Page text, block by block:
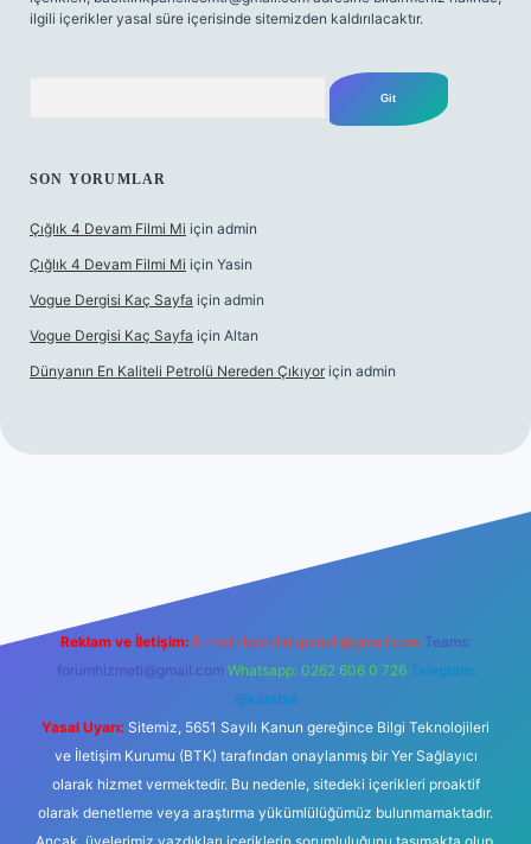
ilgili içerikler yasal süre içerisinde sitemizden kaldırılacaktır.
SON YORUMLAR
Çığlık 4 Devam Filmi Mi için admin
Çığlık 4 Devam Filmi Mi için Yasin
Vogue Dergisi Kaç Sayfa için admin
Vogue Dergisi Kaç Sayfa için Altan
Dünyanın En Kaliteli Petrolü Nereden Çıkıyor için admin
Reklam ve İletişim: E-mail: backlinkpaneli@gmail.com Teams:
forumhizmeti@gmail.com Whatsapp: 0262 606 0 726 Telegram:
@karabul
Yasal Uyarı: Sitemiz, 5651 Sayılı Kanun gereğince Bilgi Teknolojileri
ve İletişim Kurumu (BTK) tarafından onaylanmış bir Yer Sağlayıcı
olarak hizmet vermektedir. Bu nedenle, sitedeki içerikleri proaktif
olarak denetleme veya araştırma yükümlülüğümüz bulunmamaktadır.